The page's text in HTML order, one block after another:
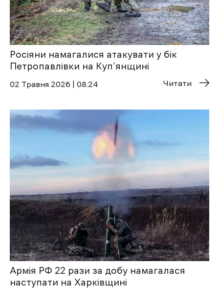
Росіяни намагалися атакувати у бік
Петропавлівки на Куп’янщині
02 Травня 2026 | 08:24 Читати
Армія РФ 22 рази за добу намагалася
наступати на Харківщині